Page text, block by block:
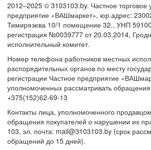
2012–2025 © 3103103.by. Частное торговое
предприятие «ВАШмаркет», юр.адрес:
Тимирязева 10/1 помещение 32., УНП
регистрация №0039777 от 20.03.2014,
исполнительный комитет.
Номер телефона работников местных
распорядительных органов по месту
регистрации Частное предприятие
уполномоченных рассматривать
+375(152)62-69-13
Контакты лица, уполномоченного
обращения покупателей о нарушении их
103, эл. почта: mail@3103103.by (срок
обращений до 15 дней).